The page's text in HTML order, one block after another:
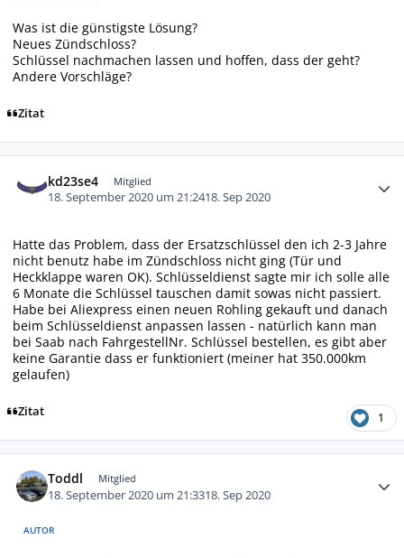
Was ist die günstigste Lösung?
Neues Zündschloss?
Schlüssel nachmachen lassen und hoffen, dass der geht?
Andere Vorschläge?
Zitat
kd23se4 Mitglied
18. September 2020 um 21:2418. Sep 2020
Hatte das Problem, dass der Ersatzschlüssel den ich 2-3 Jahre
nicht benutz habe im Zündschloss nicht ging (Tür und
Heckklappe waren OK). Schlüsseldienst sagte mir ich solle alle
6 Monate die Schlüssel tauschen damit sowas nicht passiert.
Habe bei Aliexpress einen neuen Rohling gekauft und danach
beim Schlüsseldienst anpassen lassen - natürlich kann man
bei Saab nach FahrgestellNr. Schlüssel bestellen, es gibt aber
keine Garantie dass er funktioniert (meiner hat 350.000km
gelaufen)
Zitat 1
Toddl Mitglied
18. September 2020 um 21:3318. Sep 2020
AUTOR